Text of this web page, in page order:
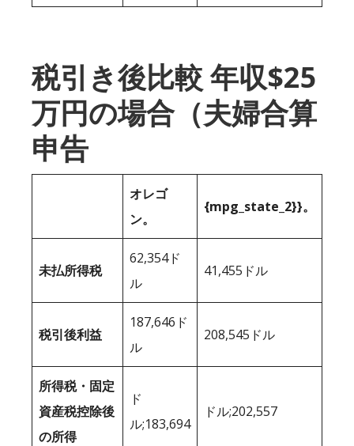
税引き後比較 年収$25
万円の場合（夫婦合算
申告
オレゴ
ン。
{mpg_state_2}}。
未払所得税
62,354ド
ル
41,455ドル
税引後利益
187,646ド
ル
208,545ドル
所得税・固定
資産税控除後
の所得
ド
ル;183,694
ドル;202,557